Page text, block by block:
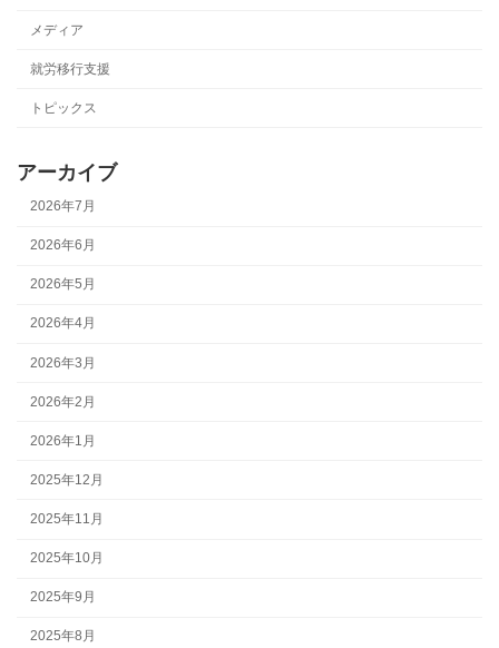
メディア
就労移行支援
トピックス
アーカイブ
2026年7月
2026年6月
2026年5月
2026年4月
2026年3月
2026年2月
2026年1月
2025年12月
2025年11月
2025年10月
2025年9月
2025年8月